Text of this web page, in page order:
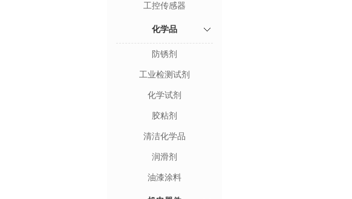
工控传感器
化学品
防锈剂
工业检测试剂
化学试剂
胶粘剂
清洁化学品
润滑剂
油漆涂料